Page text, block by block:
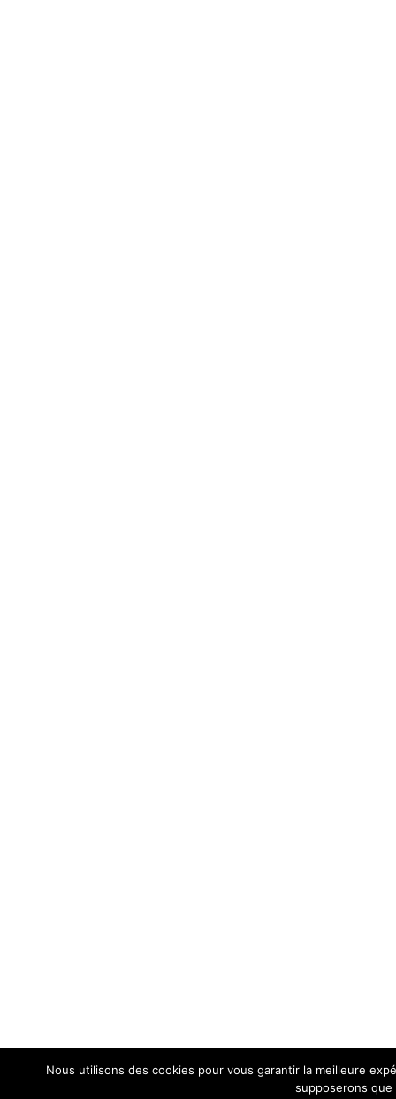
Nous utilisons des cookies pour vous garantir la meilleure
supposerons